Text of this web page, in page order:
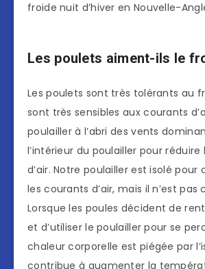
froide nuit d’hiver en Nouvelle-
Les poulets aiment-ils le
Les poulets sont très tolérants au
sont très sensibles aux courants
poulailler à l’abri des vents
l’intérieur du poulailler pour réduire
d’air. Notre poulailler est isolé pour
les courants d’air, mais il n’est pas
Lorsque les poules décident de
et d’utiliser le poulailler pour se
chaleur corporelle est piégée par
contribue à augmenter la